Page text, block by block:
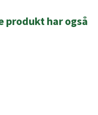
produkt har også